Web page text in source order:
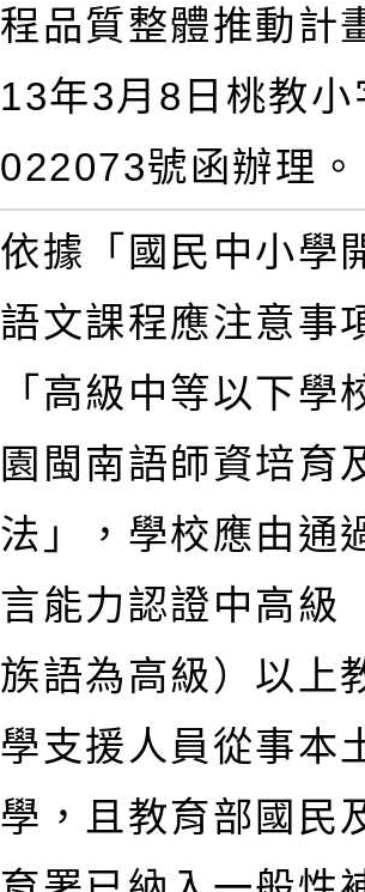
程品質整體推動計
13年3月8日桃教
022073號函辦理。
依據「國民中小學
語文課程應注意事
「高級中等以下學
園閩南語師資培育
法」，學校應由通
言能力認證中高級
族語為高級）以上
學支援人員從事本
學，且教育部國民